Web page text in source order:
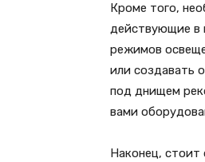
Кроме того,
действующие в
режимов
или создавать
под днищем
вами
Наконец, стоит